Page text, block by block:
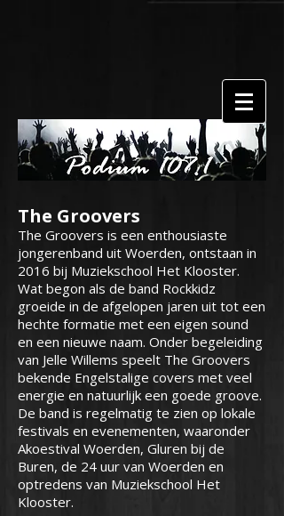
The Groovers
The Groovers is een enthousiaste
jongerenband uit Woerden, ontstaan in
2016 bij Muziekschool Het Klooster.
Wat begon als de band Rockkidz
groeide in de afgelopen jaren uit tot een
hechte formatie met een eigen sound
en een nieuwe naam. Onder begeleiding
van Jelle Willems speelt The Groovers
bekende Engelstalige covers met veel
energie en natuurlijk een goede groove.
De band is regelmatig te zien op lokale
festivals en evenementen, waaronder
Akoestival Woerden, Gluren bij de
Buren, de 24 uur van Woerden en
optredens van Muziekschool Het
Klooster.